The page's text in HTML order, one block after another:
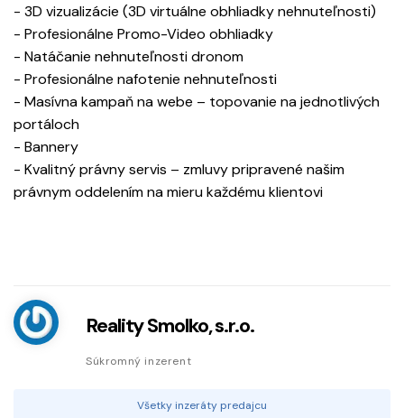
- 3D vizualizácie (3D virtuálne obhliadky nehnuteľnosti)
- Profesionálne Promo-Video obhliadky
- Natáčanie nehnuteľnosti dronom
- Profesionálne nafotenie nehnuteľnosti
- Masívna kampaň na webe – topovanie na jednotlivých
portáloch
- Bannery
- Kvalitný právny servis – zmluvy pripravené našim
právnym oddelením na mieru každému klientovi
Reality Smolko, s.r.o.
Súkromný inzerent
Všetky inzeráty predajcu